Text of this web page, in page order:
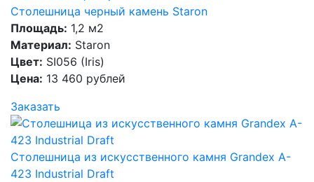
Столешница черный камень Staron
Площадь: 1,2 м2
Материал: Staron
Цвет: SI056 (Iris)
Цена: 13 460 рублей
Заказать
Столешница из искусственного камня Grandex A-
423 Industrial Draft